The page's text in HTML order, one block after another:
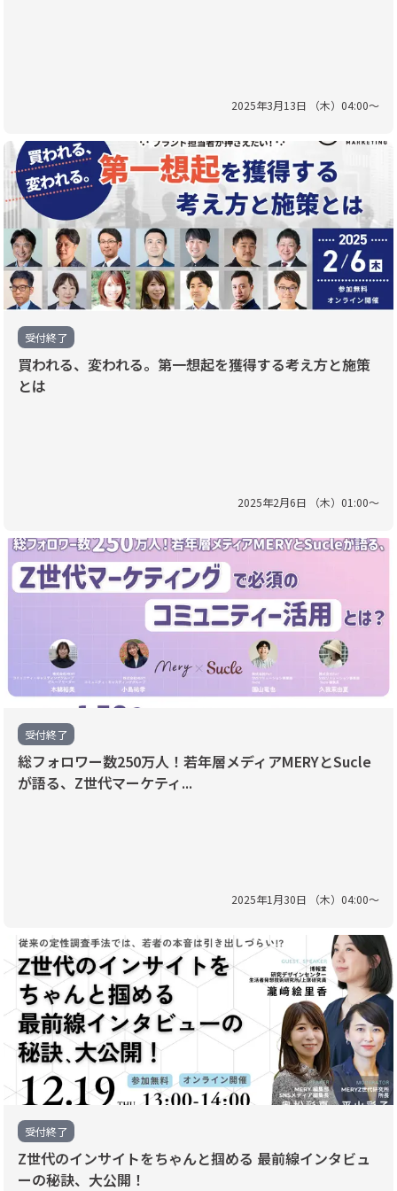
2025年3月13日 （木） 04:00〜
受付終了
買われる、変われる。第一想起を獲得する考え方と施策
とは
2025年2月6日 （木） 01 :00〜
受付終了
総フォロワー数250万人！若年層メディアMERYとSucle
が語る、Z世代マーケティ...
2025年1 月30日 （木） 04:00〜
受付終了
Z世代のインサイトをちゃんと掴める 最前線インタビュ
ーの秘訣、大公開！